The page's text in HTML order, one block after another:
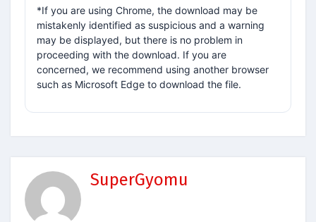
*If you are using Chrome, the download may be
mistakenly identified as suspicious and a warning
may be displayed, but there is no problem in
proceeding with the download. If you are
concerned, we recommend using another browser
such as Microsoft Edge to download the file.
SuperGyomu